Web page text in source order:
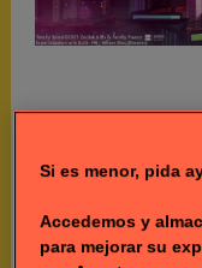
Totally
Tres jóvenes espías
universitaria en
Si es menor, pida
Accedemos y
para mejorar su